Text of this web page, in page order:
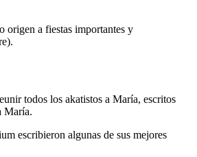
origen a fiestas importantes y
todos los akatistos a María, escritos
María.
escribieron algunas de sus mejores